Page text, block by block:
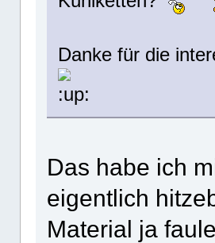
Danke für die
Das habe ich
eigentlich
Material ja